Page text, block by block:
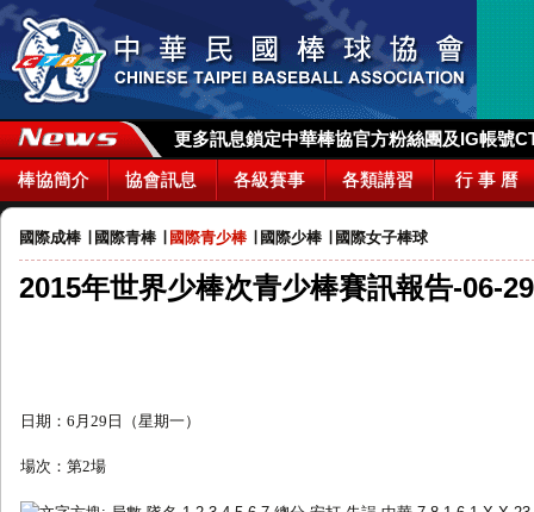
更多訊息鎖定中華棒協官方粉絲團及IG帳號
棒協簡介 協會訊息 各級賽事 各類講習 行 事 曆
國際成棒 國際青棒 國際青少棒 國際少棒 國際女子棒球
2015年世界少棒次青少棒賽訊報告-06-29
日期： 6 月29 日（星期一）
場次：第2場